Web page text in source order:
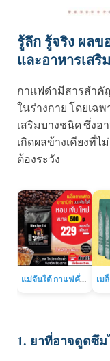
รู้ลึก รู้จริง ผล
และอาหารเสริม
กาแฟดำมีสารสำคั
ในร่างกาย โดยเฉ
เสริมบางชนิด ซึ่งอ
เกิดผลข้างเคียงที่
ต้องระวัง
แม่จันใต้ กาแฟคั่ว หอม เข้ม
1. ยาที่อาจดูดซึ